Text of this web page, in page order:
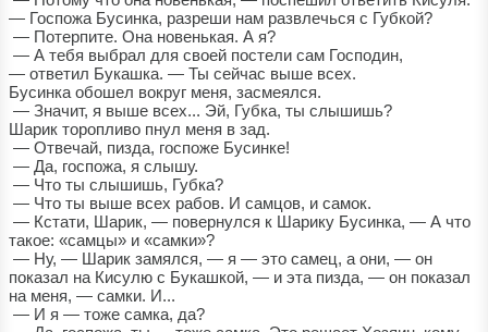
— Госпожа Бусинка, разреши нам развлечься с Губкой?
— Потерпите. Она новенькая. А я?
— А тебя выбрал для своей постели сам Господин,
— ответил Букашка. — Ты сейчас выше всех.
Бусинка обошел вокруг меня, засмеялся.
— Значит, я выше всех... Эй, Губка, ты слышишь?
Шарик торопливо пнул меня в зад.
— Отвечай, пизда, госпоже Бусинке!
— Да, госпожа, я слышу.
— Что ты слышишь, Губка?
— Что ты выше всех рабов. И самцов, и самок.
— Кстати, Шарик, — повернулся к Шарику Бусинка, — А что
такое: «самцы» и «самки»?
— Ну, — Шарик замялся, — я — это самец, а они, — он
показал на Кисулю с Букашкой, — и эта пизда, — он показал
на меня, — самки. И...
— И я — тоже самка, да?